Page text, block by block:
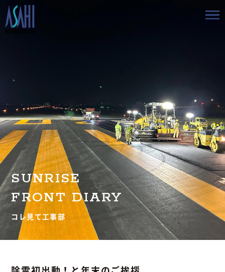
会社情報
採用情報
お知らせ
BLOG
お問い合わせ
SUNRISE
FRONT DIARY
コレ見て工事部